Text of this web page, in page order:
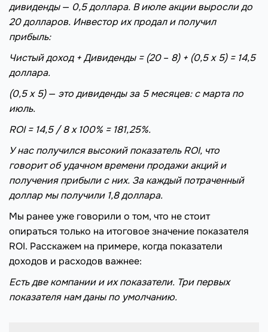
дивиденды— 0,5 доллара. В июле акции выросли до
20 долларов. Инвестор их продал и получил
прибыль:
Чистый доход + Дивиденды = (20– 8) + (0,5 х 5) = 14,5
доллара.
(0,5 x 5)— это дивиденды за 5 месяцев: с марта по
июль.
ROI = 14,5 / 8 х 100% = 181,25%.
У нас получился высокий показатель ROI, что
говорит об удачном времени продажи акций и
получения прибыли с них. За каждый потраченный
доллар мы получили 1,8 доллара.
Мы ранее уже говорили о том, что не стоит
опираться только на итоговое значение показателя
ROI. Расскажем на примере, когда показатели
доходов и расходов важнее:
Есть две компании и их показатели. Три первых
показателя нам даны по умолчанию.